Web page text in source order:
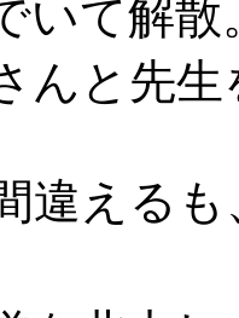
いて解散
んと先
違える